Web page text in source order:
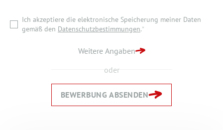
Ich akzeptiere die elektronische Speicherung meiner Daten
gemäß den Datenschutzbestimmungen.*
Weitere Angaben
oder
BEWERBUNG ABSENDEN
ZURÜCK ZUR STARTSEITE